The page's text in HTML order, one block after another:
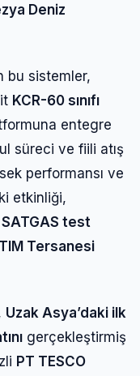
Deniz
bu sistemler,
KCR-60 sınıfı
entegre
süreci ve fiili atış
performansı ve
etkinliği,
SATGAS test
Tersanesi
Uzak Asya’daki ilk
gerçekleştirmiş
PT TESCO